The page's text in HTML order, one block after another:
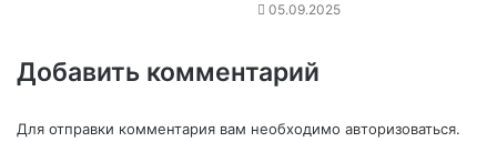
05.09.2025
Добавить комментарий
Для отправки комментария вам необходимо авторизоваться.